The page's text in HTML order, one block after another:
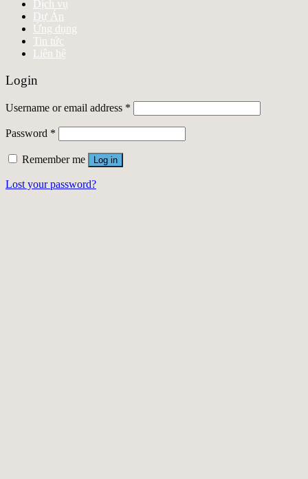
Dịch vụ
Dự Án
Ứng dụng
Tin tức
Liên hệ
Login
Username or email address *
Password *
Remember me Log in
Lost your password?